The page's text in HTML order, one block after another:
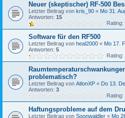
Neuer (skeptischer) RF-500
Letzter Beitrag von kris_90 « Mo 31.
Antworten: 15
Rating:
Software für den RF500
Letzter Beitrag von heal2000 « Mo 17.
Antworten: 5
Rating:
problematisch?
Letzter Beitrag von AtlonXP « Do 13.
Antworten: 3
Rating:
Haftungsprobleme auf dem
Letzter Beitrag von Soonwaldler « Mo